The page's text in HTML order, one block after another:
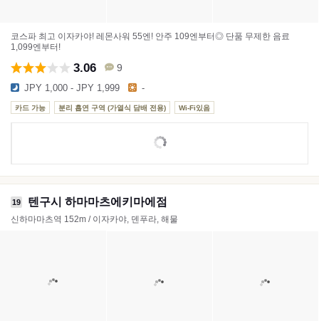
코스파 최고 이자카야! 레몬사워 55엔! 안주 109엔부터◎ 단품 무제한 음료
1,099엔부터!
3.06 9
JPY 1,000 - JPY 1,999 -
카드 가능 분리 흡연 구역 (가열식 담배 전용) Wi-Fi있음
19 텐구시 하마마츠에키마에점
신하마마츠역 152m / 이자카야, 덴푸라, 해물